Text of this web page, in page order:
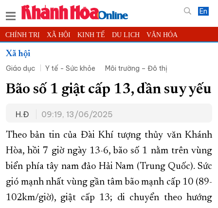
En
CHÍNH TRỊ XÃ HỘI KINH TẾ DU LỊCH VĂN HÓA
THỂ THAO
KHOA HỌC - CÔNG NGHỆ PHÁP LUẬT BẠN ĐỌC
THẾ GIỚI MULTIMEDIA VIDEO ĐỌC BÁO ONLINE
QUY HOẠCH TỈNH KHÁNH HÒA
TRƯỜNG SA BIỂN ĐẢO QUÊ HƯƠNG
CHUNG TAY CẢI CÁCH HÀNH CHÍNH
XÂY DỰNG NÔNG THÔN MỚI LỊCH CẮT ĐIỆN
TÀU - XE - MÁY BAY
KỶ NIỆM 370 NĂM XÂY DỰNG VÀ PHÁT TRIỂN TỈNH KHÁNH HÒA
Xã hội
Giáo dục
Y tế - Sức khỏe Môi trường – Đô thị
Bão số 1 giật cấp 13, dần suy yếu
H.Đ 09:19, 13/06/2025
Theo bản tin của Đài Khí tượng thủy văn Khánh
Hòa, hồi 7 giờ ngày 13-6, bão số 1 nằm trên vùng
biển phía tây nam đảo Hải Nam (Trung Quốc). Sức
gió mạnh nhất vùng gần tâm bão mạnh cấp 10 (89-
102km/giờ), giật cấp 13; di chuyển theo hướng